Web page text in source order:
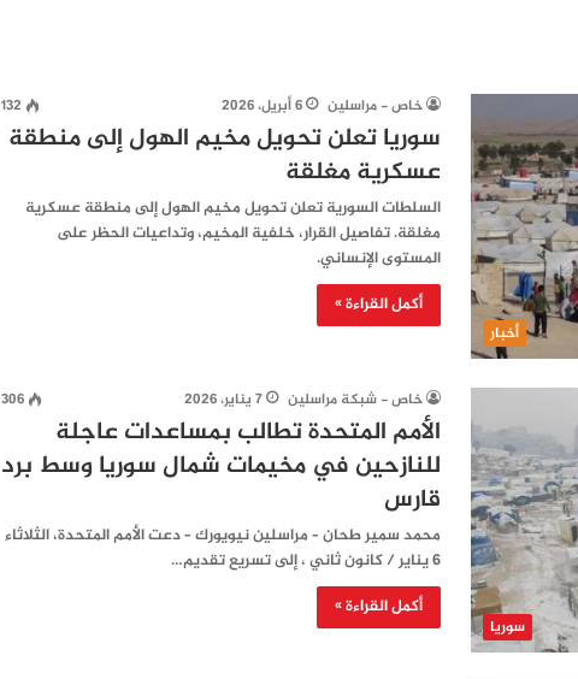
أخبار
خاص - مراسلين 6 أبريل، 2026 132
سوريا تعلن تحويل مخيم الهول إلى منطقة
عسكرية مغلقة
السلطات السورية تعلن تحويل مخيم الهول إلى منطقة عسكرية
مغلقة. تفاصيل القرار، خلفية المخيم، وتداعيات الحظر على
المستوى الإنساني.
أكمل القراءة »
سوريا
خاص - شبكة مراسلين 7 يناير، 2026 306
الأمم المتحدة تطالب بمساعدات عاجلة
للنازحين في مخيمات شمال سوريا وسط برد
قارس
محمد سمير طحان – مراسلين نيويورك – دعت الأمم المتحدة، الثلاثاء
6 يناير / كانون ثاني ، إلى تسريع تقديم…
أكمل القراءة »